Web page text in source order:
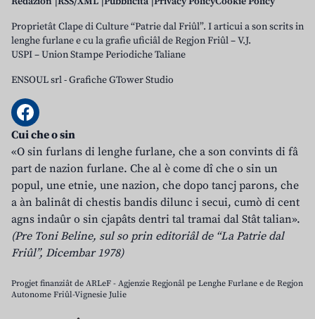
Proprietât Clape di Culture “Patrie dal Friûl”. I articui a son scrits in
lenghe furlane e cu la grafie uficiâl de Regjon Friûl – V.J.
USPI – Union Stampe Periodiche Taliane
ENSOUL srl-Grafiche GTower Studio
Cui che o sin
«O sin furlans di lenghe furlane, che a son convints di fâ
part de nazion furlane. Che al è come dî che o sin un
popul, une etnie, une nazion, che dopo tancj parons, che
a àn balinât di chestis bandis dilunc i secui, cumò di cent
agns indaûr o sin cjapâts dentri tal tramai dal Stât talian».
(Pre Toni Beline, sul so prin editoriâl de “La Patrie dal
Friûl”, Dicembar 1978)
Progjet finanziât de ARLeF - Agjenzie Regjonâl pe Lenghe Furlane e de Regjon
Autonome Friûl-Vignesie Julie